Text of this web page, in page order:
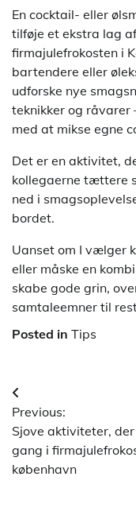
En cocktail- eller
tilføje et ekstra lag
firmajulefrokosten i
bartendere eller
udforske nye
teknikker og råvarer
med at mikse egne
Det er en aktivitet,
kollegaerne tættere
ned i
bordet.
Uanset om I vælger
eller måske en
skabe gode grin,
samtaleemner til
Posted in Tips
Previous:
Sjove aktiviteter,
gang i
københavn